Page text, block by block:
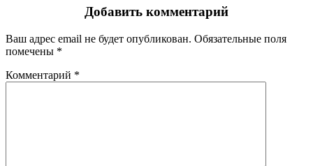
Добавить комментарий
Ваш адрес email не будет опубликован. Обязательные поля
помечены *
Комментарий *